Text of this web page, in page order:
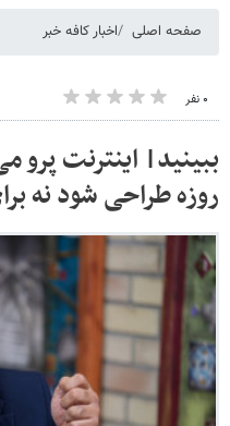
صفحه اصلی اخبار کافه خبر
۰ نفر
ببینید| اینترنت پرو
روزه طراحی شود نه